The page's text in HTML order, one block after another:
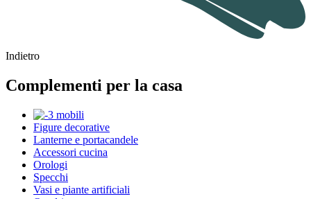
Indietro
Complementi per la casa
Figure decorative
Lanterne e portacandele
Accessori cucina
Orologi
Specchi
Vasi e piante artificiali